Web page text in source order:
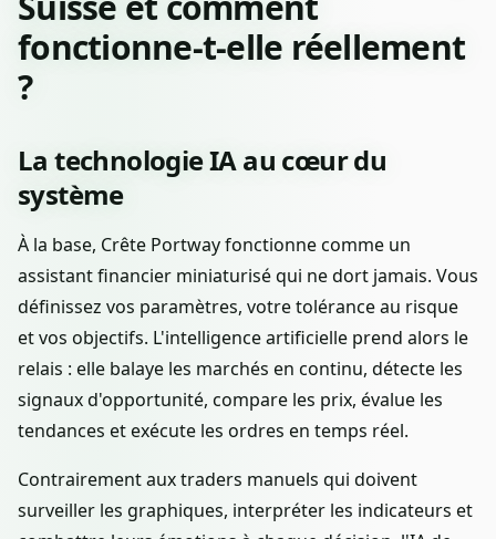
fonctionne-t-elle réellement
?
La technologie IA au cœur du
système
À la base, Crête Portway fonctionne comme un
assistant financier miniaturisé qui ne dort jamais. Vous
définissez vos paramètres, votre tolérance au risque
et vos objectifs. L'intelligence artificielle prend alors le
relais : elle balaye les marchés en continu, détecte les
signaux d'opportunité, compare les prix, évalue les
tendances et exécute les ordres en temps réel.
Contrairement aux traders manuels qui doivent
surveiller les graphiques, interpréter les indicateurs et